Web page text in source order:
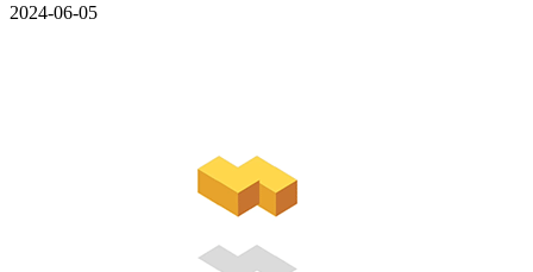
2024-06-05